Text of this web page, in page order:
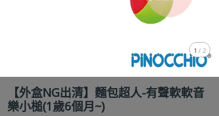
1 /2
【外盒NG出清】麵包超人-有聲軟軟音
樂小槌(1歲6個月~)